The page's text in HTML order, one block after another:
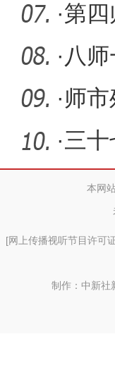
·第
返还
· 八
开赛
·师
开展
·三
本网
[网上传播视听节目许可
制作：中新